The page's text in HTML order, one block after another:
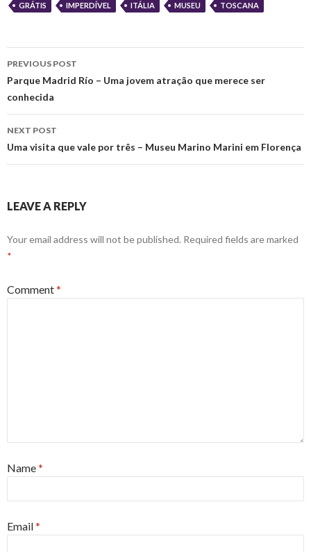
GRÁTIS IMPERDÍVEL ITÁLIA MUSEU TOSCANA
Post
navigation
PREVIOUS POST
Parque Madrid Río – Uma jovem atração que merece ser
conhecida
NEXT POST
Uma visita que vale por três – Museu Marino Marini em Florença
LEAVE A REPLY
Your email address will not be published. Required fields are marked
*
Comment*
Name*
Email*